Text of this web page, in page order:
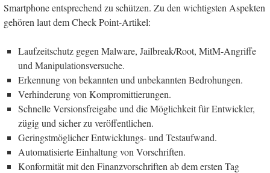
Smartphone entsprechend zu schützen. Zu den wichtigsten Aspekten
gehören laut dem Check Point-Artikel:
Laufzeitschutz gegen Malware, Jailbreak/Root, MitM-Angriffe
und Manipulationsversuche.
Erkennung von bekannten und unbekannten Bedrohungen.
Verhinderung von Kompromittierungen.
Schnelle Versionsfreigabe und die Möglichkeit für Entwickler,
zügig und sicher zu veröffentlichen.
Geringstmöglicher Entwicklungs- und Testaufwand.
Automatisierte Einhaltung von Vorschriften.
Konformität mit den Finanzvorschriften ab dem ersten Tag